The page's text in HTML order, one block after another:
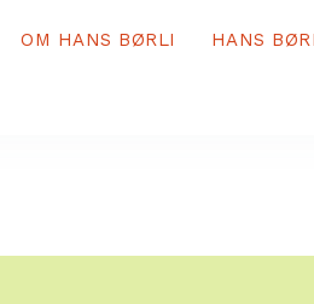
OM HANS BØRLI HANS